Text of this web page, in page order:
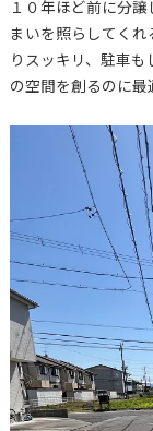
１０年ほど前に分
まいを照らしてく
りスッキリ、駐車
の空間を創るのに最